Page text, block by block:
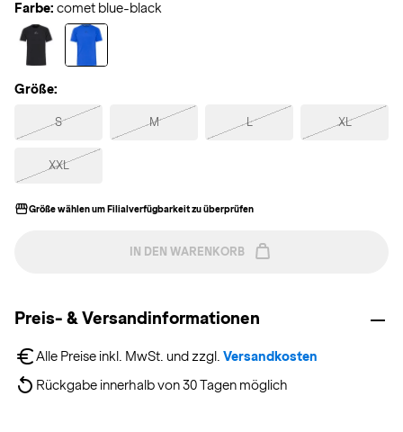
Farbe: comet blue-black
Größe:
S M L XL
XXL
Größe wählen um Filialverfügbarkeit zu überprüfen
IN DEN WARENKORB
Preis- & Versandinformationen
Alle Preise inkl. MwSt. und zzgl. Versandkosten
Rückgabe innerhalb von 30 Tagen möglich